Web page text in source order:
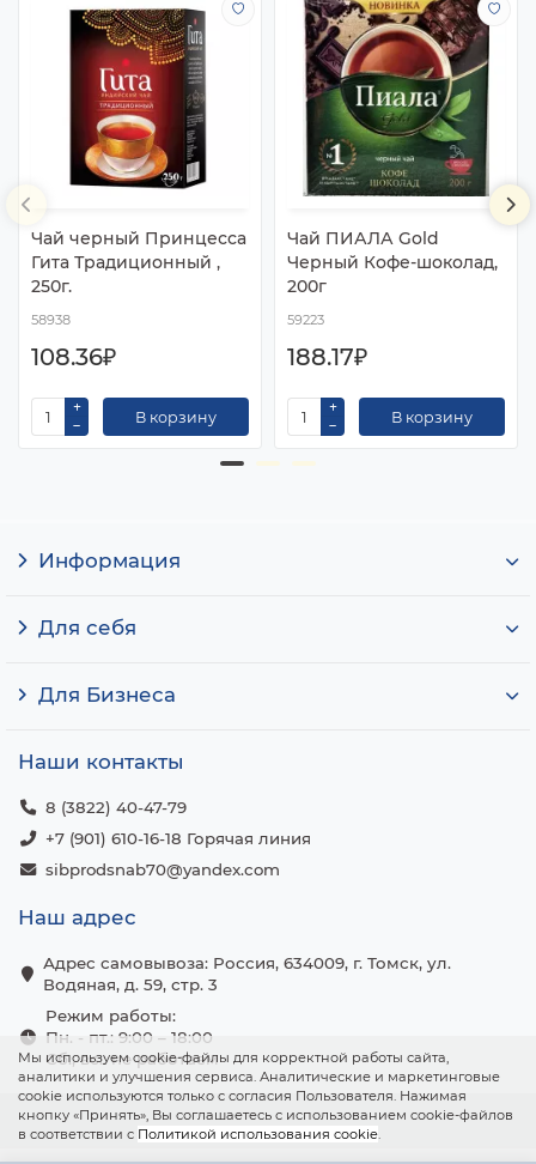
Чай черный Принцесса
Гита Традиционный ,
250г.
58938
108.36₽
В корзину
Чай ПИАЛА Gold
Черный Кофе-шоколад,
200г
59223
188.17₽
В корзину
Мы используем cookie-файлы для корректной работы сайта,
аналитики и улучшения сервиса. Аналитические и маркетинговые
cookie используются только с согласия Пользователя. Нажимая
кнопку «Принять», Вы соглашаетесь с использованием cookie-файлов
в соответствии с Политикой использования cookie.
Информация
Для себя
Для Бизнеса
Наши контакты
8 (3822) 40-47-79
+7 (901) 610-16-18 Горячая линия
sibprodsnab70@yandex.com
Наш адрес
Адрес самовывоза: Россия, 634009, г. Томск, ул.
Водяная, д. 59, стр. 3
Режим работы:
Пн. - пт.: 9:00 – 18:00
Сб., вс.: не работаем